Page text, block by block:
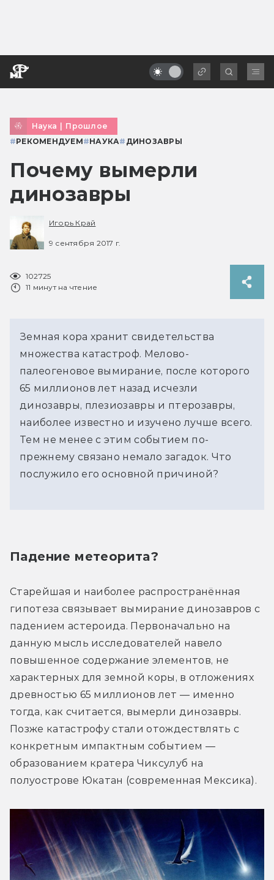
Наука | Прошлое
#РЕКОМЕНДУЕМ#НАУКА# ДИНОЗАВРЫ
Почему вымерли
динозавры
Игорь Край
9 сентября 2017 г.
102725
11 минут на чтение
Земная кора хранит свидетельства
множества катастроф. Мелово-
палеогеновое вымирание, после которого
65 миллионов лет назад исчезли
динозавры, плезиозавры и птерозавры,
наиболее известно и изучено лучше всего.
Тем не менее с этим событием по-
прежнему связано немало загадок. Что
послужило его основной причиной?
Падение метеорита?
Старейшая и наиболее распространённая
гипотеза связывает вымирание динозавров с
падением астероида. Первоначально на
данную мысль исследователей навело
повышенное содержание элементов, не
характерных для земной коры, в отложениях
древностью 65 миллионов лет — именно
тогда, как считается, вымерли динозавры.
Позже катастрофу стали отождествлять с
конкретным импактным событием —
образованием кратера Чиксулуб на
полуострове Юкатан (современная Мексика).